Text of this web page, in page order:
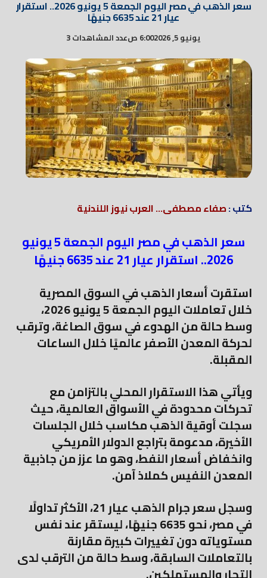
سعر الذهب في مصر اليوم الجمعة 5 يونيو 2026.. استقرار
عيار 21 عند 6635 جنيهًا
يونيو 5, 2026 6:00 ص عدد المشاهدات 3
كتب :صفاء مصطفى... العرب نيوز اللندنية
سعر الذهب في مصر اليوم الجمعة 5 يونيو
2026.. استقرار عيار 21 عند 6635 جنيهًا
استقرت أسعار الذهب في السوق المصرية
خلال تعاملات اليوم الجمعة 5 يونيو 2026،
وسط حالة من الهدوء في سوق الصاغة، وترقب
لحركة المعدن الأصفر عالميًا خلال الساعات
المقبلة.
ويأتي هذا الاستقرار المحلي بالتزامن مع
تحركات محدودة في الأسواق العالمية، حيث
سجلت أوقية الذهب مكاسب خلال الجلسات
الأخيرة، مدعومة بتراجع الدولار الأمريكي
وانخفاض أسعار النفط، وهو ما عزز من جاذبية
المعدن النفيس كملاذ آمن.
وسجل سعر جرام الذهب عيار 21، الأكثر تداولًا
في مصر، نحو 6635 جنيهًا، ليستقر عند نفس
مستوياته دون تغييرات كبيرة مقارنة
بالتعاملات السابقة، وسط حالة من الترقب لدى